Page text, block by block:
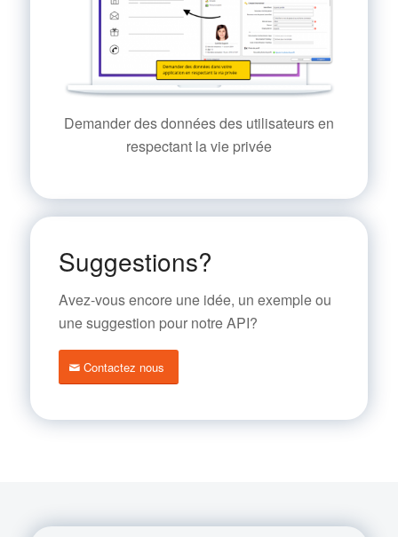
Demander des données des utilisateurs en
respectant la vie privée
Suggestions?
Avez-vous encore une idée, un exemple ou
une suggestion pour notre API?
Contactez nous